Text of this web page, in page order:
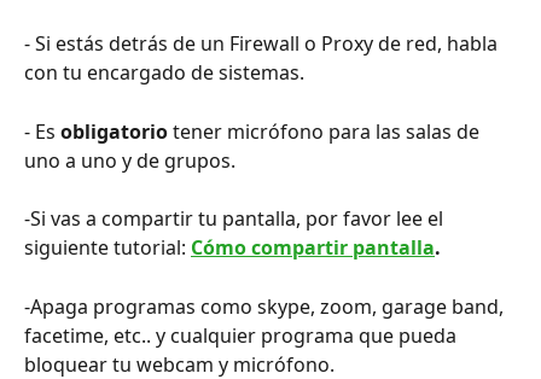
- Si estás detrás de un Firewall o Proxy de red, habla
con tu encargado de sistemas.
- Es obligatorio tener micrófono para las salas de
uno a uno y de grupos.
-Si vas a compartir tu pantalla, por favor lee el
siguiente tutorial: Cómo compartir pantalla.
-Apaga programas como skype, zoom, garage band,
facetime, etc.. y cualquier programa que pueda
bloquear tu webcam y micrófono.